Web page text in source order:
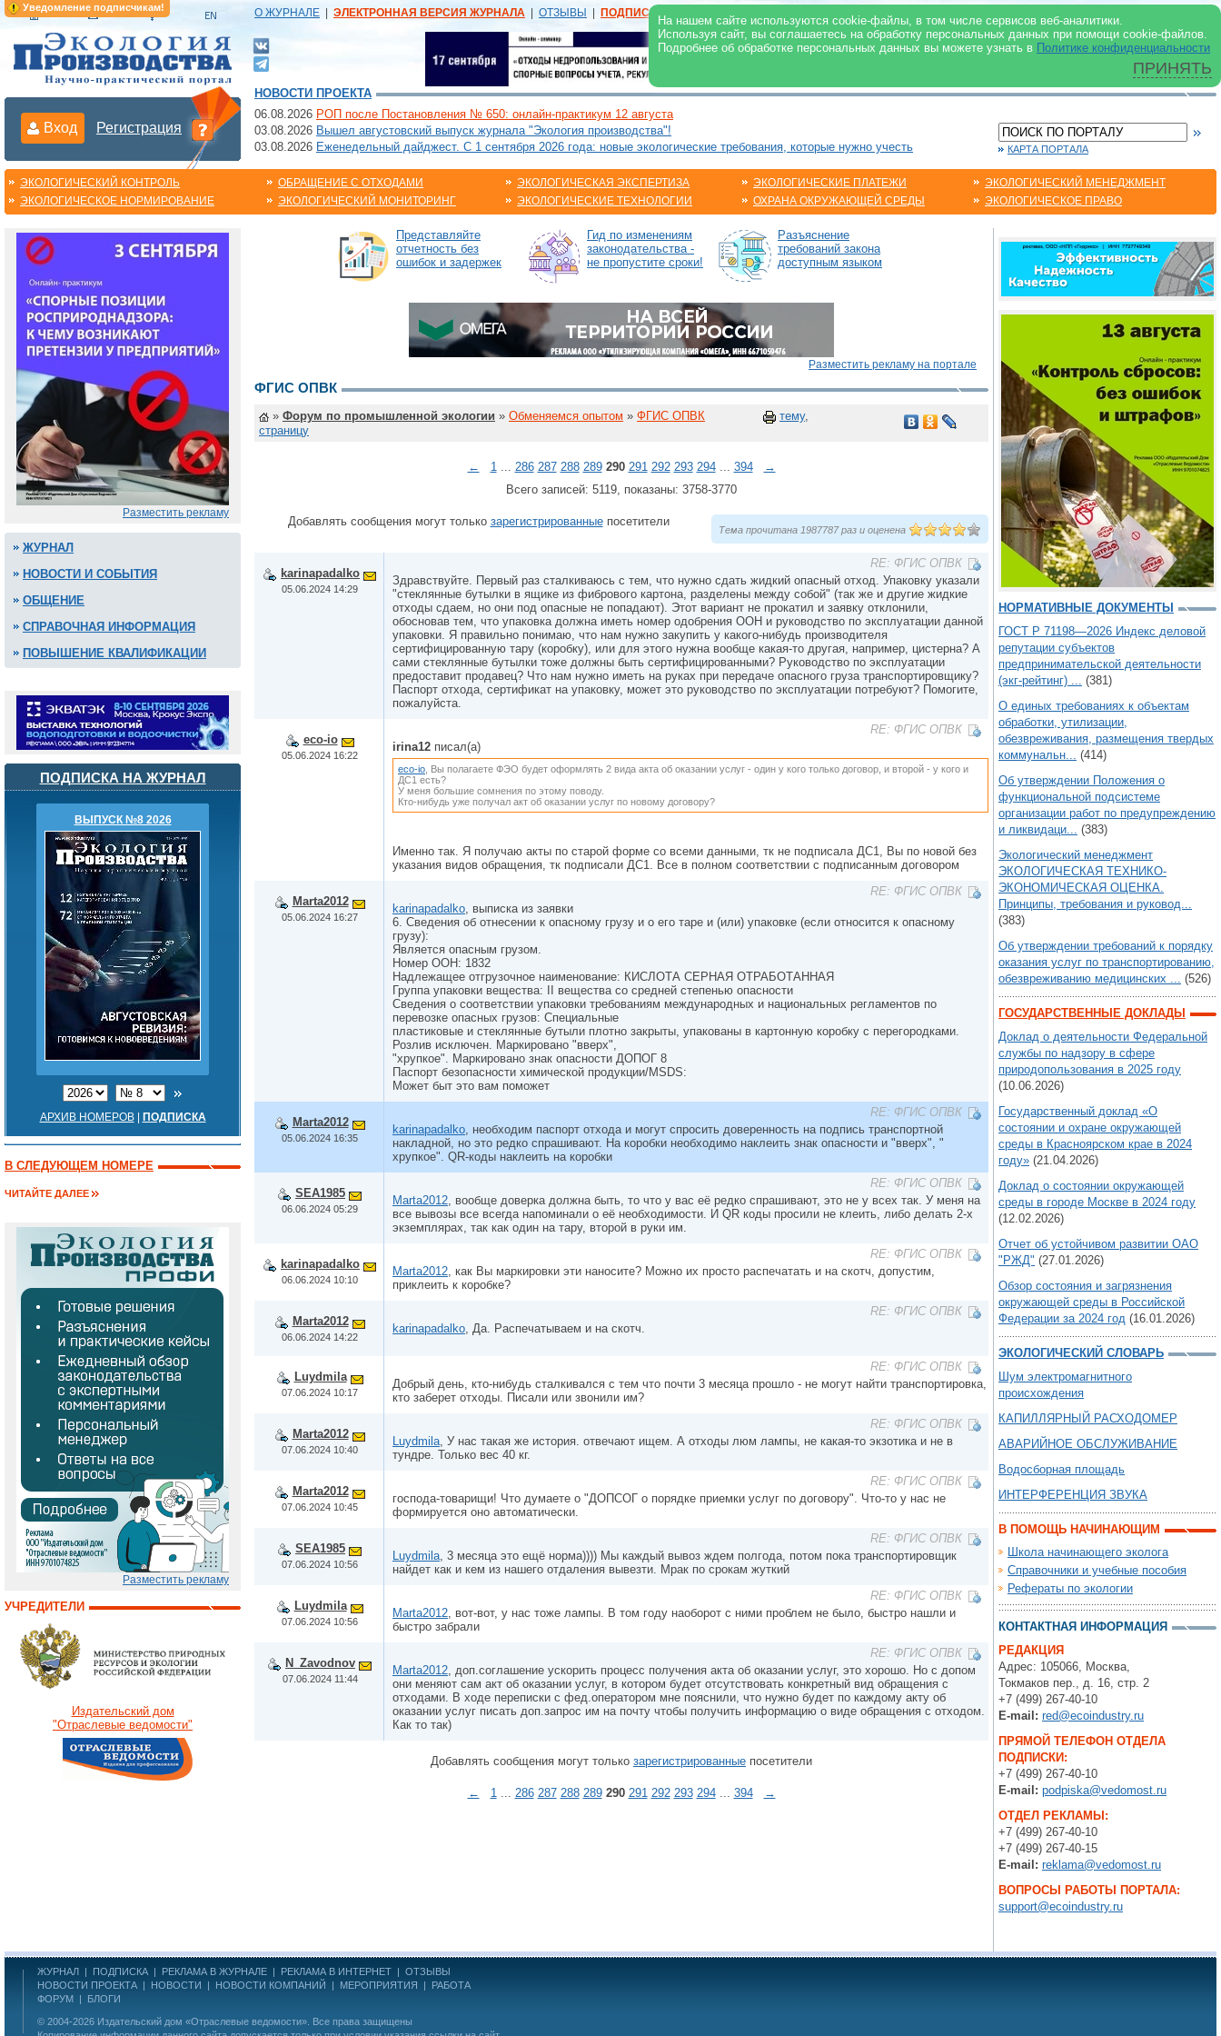
Уведомление подписчикам!
На нашем сайте используются cookie-файлы, в том числе сервисов веб-аналитики.
Используя сайт, вы соглашаетесь на обработку персональных данных при помощи cookie-файлов.
Подробнее об обработке персональных данных вы можете узнать в Политике конфиденциальности
ПРИНЯТЬ
О ЖУРНАЛЕ ЭЛЕКТРОННАЯ ВЕРСИЯ ЖУРНАЛА ОТЗЫВЫ ПОДПИСКА | В ЖУРНАЛЕ В ИНТЕРНЕТ
Вход Регистрация
НОВОСТИ ПРОЕКТА
06.08.2026 РОП после Постановления № 650: онлайн-практикум 12 августа
03.08.2026 Вышел августовский выпуск журнала "Экология производства"!
03.08.2026 Еженедельный дайджест. С 1 сентября 2026 года: новые экологические требования, которые нужно учесть КАРТА ПОРТАЛА
ЭКОЛОГИЧЕСКИЙ КОНТРОЛЬ
ЭКОЛОГИЧЕСКОЕ НОРМИРОВАНИЕ
ОБРАЩЕНИЕ С ОТХОДАМИ
ЭКОЛОГИЧЕСКИЙ МОНИТОРИНГ
ЭКОЛОГИЧЕСКАЯ ЭКСПЕРТИЗА
ЭКОЛОГИЧЕСКИЕ ТЕХНОЛОГИИ
ЭКОЛОГИЧЕСКИЕ ПЛАТЕЖИ
ОХРАНА ОКРУЖАЮЩЕЙ СРЕДЫ
ЭКОЛОГИЧЕСКИЙ МЕНЕДЖМЕНТ
ЭКОЛОГИЧЕСКОЕ ПРАВО
Разместить рекламу
ЖУРНАЛ
НОВОСТИ И СОБЫТИЯ
ОБЩЕНИЕ
СПРАВОЧНАЯ ИНФОРМАЦИЯ
ПОВЫШЕНИЕ КВАЛИФИКАЦИИ
ПОДПИСКА НА ЖУРНАЛ
ВЫПУСК №8 2026
АРХИВ НОМЕРОВ| ПОДПИСКА
В СЛЕДУЮЩЕМ НОМЕРЕ
ЧИТАЙТЕ ДАЛЕЕ
Разместить рекламу
УЧРЕДИТЕЛИ
Издательский дом
"Отраслевые ведомости"
Представляйте
отчетность без
ошибок и задержек
Гид по изменениям
законодательства -
не пропустите сроки!
Разъяснение
требований закона
доступным языком
Разместить рекламу на портале
ФГИС ОПВК
» Форум по промышленной экологии » Обменяемся опытом » ФГИС ОПВК тему,
страницу
← 1... 286 287 288 289 290 291 292 293 294... 394
→
Всего записей: 5119, показаны: 3758-3770
Тема прочитана 1987787 раз и оценена
Добавлять сообщения могут только зарегистрированныепосетители
karinapadalko
05.06.2024 14:29
RE: ФГИС ОПВК
Здравствуйте. Первый раз сталкиваюсь с тем, что нужно сдать жидкий опасный отход. Упаковку указали
"стеклянные бутылки в ящике из фибрового картона, разделены между собой" (так же и другие жидкие
отходы сдаем, но они под опасные не попадают). Этот вариант не прокатил и заявку отклонили,
обосновав тем, что упаковка должна иметь номер одобрения ООН и руководство по эксплуатации данной
упаковки. Я правильно понимаю, что нам нужно закупить у какого-нибудь производителя
сертифицированную тару (коробку), или для этого нужна вообще какая-то другая, например, цистерна? А
сами стеклянные бутылки тоже должны быть сертифицированными? Руководство по эксплуатации
предоставит продавец? Что нам нужно иметь на руках при передаче опасного груза транспортировщику?
Паспорт отхода, сертификат на упаковку, может это руководство по эксплуатации потребуют? Помогите,
пожалуйста.
eco-io
05.06.2024 16:22
RE: ФГИС ОПВК
irina12 писал(а)
eco-io , Вы полагаете ФЭО будет оформлять 2 вида акта об оказании услуг - один у кого только договор, и второй - у кого и
ДС1 есть?
У меня большие сомнения по этому поводу.
Кто-нибудь уже получал акт об оказании услуг по новому договору?
Именно так. Я получаю акты по старой форме со всеми данными, тк не подписала ДС1, Вы по новой без
указания видов обращения, тк подписали ДС1. Все в полном соответствии с подписанным договором
Marta2012
05.06.2024 16:27
RE: ФГИС ОПВК
karinapadalko, выписка из заявки
6. Сведения об отнесении к опасному грузу и о его таре и (или) упаковке (если относится к опасному
грузу):
Является опасным грузом.
Номер ООН: 1832
Надлежащее отгрузочное наименование: КИСЛОТА СЕРНАЯ ОТРАБОТАННАЯ
Группа упаковки вещества: II вещества со средней степенью опасности
Сведения о соответствии упаковки требованиям международных и национальных регламентов по
перевозке опасных грузов: Специальные
пластиковые и стеклянные бутыли плотно закрыты, упакованы в картонную коробку с перегородками.
Розлив исключен. Маркировано "вверх",
"хрупкое". Маркировано знак опасности ДОПОГ 8
Паспорт безопасности химической продукции/MSDS:
Может быт это вам поможет
Marta2012
05.06.2024 16:35
RE: ФГИС ОПВК
karinapadalko, необходим паспорт отхода и могут спросить доверенность на подпись транспортной
накладной, но это редко спрашивают. На коробки необходимо наклеить знак опасности и "вверх", "
хрупкое". QR-коды наклеить на коробки
SEA1985
06.06.2024 05:29
RE: ФГИС ОПВК
Marta2012, вообще доверка должна быть, то что у вас её редко спрашивают, это не у всех так. У меня на
все вывозы все всегда напоминали о её необходимости. И QR коды просили не клеить, либо делать 2-х
экземплярах, так как один на тару, второй в руки им.
karinapadalko
06.06.2024 10:10
RE: ФГИС ОПВК
Marta2012, как Вы маркировки эти наносите? Можно их просто распечатать и на скотч, допустим,
приклеить к коробке?
Marta2012
06.06.2024 14:22
RE: ФГИС ОПВК
karinapadalko, Да. Распечатываем и на скотч.
Luydmila
07.06.2024 10:17
RE: ФГИС ОПВК
Добрый день, кто-нибудь сталкивался с тем что почти 3 месяца прошло - не могут найти транспортировка,
кто заберет отходы. Писали или звонили им?
Marta2012
07.06.2024 10:40
RE: ФГИС ОПВК
Luydmila, У нас такая же история. отвечают ищем. А отходы люм лампы, не какая-то экзотика и не в
тундре. Только вес 40 кг.
Marta2012
07.06.2024 10:45
RE: ФГИС ОПВК
господа-товарищи! Что думаете о "ДОПСОГ о порядке приемки услуг по договору". Что-то у нас не
формируется оно автоматически.
SEA1985
07.06.2024 10:56
RE: ФГИС ОПВК
Luydmila, 3 месяца это ещё норма)))) Мы каждый вывоз ждем полгода, потом пока транспортировщик
найдет как и кем из нашего отдаления вывезти. Мрак по срокам жуткий
Luydmila
07.06.2024 10:56
RE: ФГИС ОПВК
Marta2012, вот-вот, у нас тоже лампы. В том году наоборот с ними проблем не было, быстро нашли и
быстро забрали
N_Zavodnov
07.06.2024 11:44
RE: ФГИС ОПВК
Marta2012, доп.соглашение ускорить процесс получения акта об оказании услуг, это хорошо. Но с допом
они меняют сам акт об оказании услуг, в котором будет отсутствовать конкретный вид обращения с
отходами. В ходе переписки с фед.оператором мне пояснили, что нужно будет по каждому акту об
оказании услуг писать доп.запрос им на почту чтобы получить информацию о виде обращения с отходом.
Как то так)
Добавлять сообщения могут только зарегистрированные посетители
← 1... 286 287 288 289 290 291 292 293 294... 394 →
НОРМАТИВНЫЕ ДОКУМЕНТЫ
ГОСТ Р 71198—2026 Индекс деловой
репутации субъектов
предпринимательской деятельности
(экг-рейтинг) ... (381)
О единых требованиях к объектам
обработки, утилизации,
обезвреживания, размещения твердых
коммунальн... (414)
Об утверждении Положения о
функциональной подсистеме
организации работ по предупреждению
и ликвидаци... (383)
Экологический менеджмент
ЭКОЛОГИЧЕСКАЯ ТЕХНИКО-
ЭКОНОМИЧЕСКАЯ ОЦЕНКА.
Принципы, требования и руковод...
(383)
Об утверждении требований к порядку
оказания услуг по транспортированию,
обезвреживанию медицинских ... (526)
ГОСУДАРСТВЕННЫЕ ДОКЛАДЫ
Доклад о деятельности Федеральной
службы по надзору в сфере
природопользования в 2025 году
(10.06.2026)
Государственный доклад «О
состоянии и охране окружающей
среды в Красноярском крае в 2024
году» (21.04.2026)
Доклад о состоянии окружающей
среды в городе Москве в 2024 году
(12.02.2026)
Отчет об устойчивом развитии ОАО
"РЖД" (27.01.2026)
Обзор состояния и загрязнения
окружающей среды в Российской
Федерации за 2024 год (16.01.2026)
ЭКОЛОГИЧЕСКИЙ СЛОВАРЬ
Шум электромагнитного
происхождения
КАПИЛЛЯРНЫЙ РАСХОДОМЕР
АВАРИЙНОЕ ОБСЛУЖИВАНИЕ
Водосборная площадь
ИНТЕРФЕРЕНЦИЯ ЗВУКА
В ПОМОЩЬ НАЧИНАЮЩИМ
Школа начинающего эколога
Справочники и учебные пособия
Рефераты по экологии
КОНТАКТНАЯ ИНФОРМАЦИЯ
РЕДАКЦИЯ
Адрес: 105066, Москва,
Токмаков пер., д. 16, стр. 2
+7 (499) 267-40-10
E-mail: red@ecoindustry.ru
ПРЯМОЙ ТЕЛЕФОН ОТДЕЛА
ПОДПИСКИ:
+7 (499) 267-40-10
E-mail: podpiska@vedomost.ru
ОТДЕЛ РЕКЛАМЫ:
+7 (499) 267-40-10
+7 (499) 267-40-15
E-mail: reklama@vedomost.ru
ВОПРОСЫ РАБОТЫ ПОРТАЛА:
support@ecoindustry.ru
ЖУРНАЛ | ПОДПИСКА | РЕКЛАМА В ЖУРНАЛЕ | РЕКЛАМА В ИНТЕРНЕТ | ОТЗЫВЫ
НОВОСТИ ПРОЕКТА | НОВОСТИ | НОВОСТИ КОМПАНИЙ | МЕРОПРИЯТИЯ | РАБОТА
ФОРУМ | БЛОГИ
© 2004-2026 Издательский дом «Отраслевые ведомости» . Все права защищены